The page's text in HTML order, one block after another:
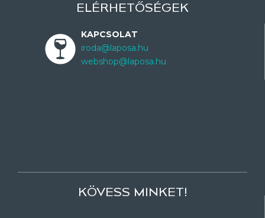
ELÉRHETŐSÉGEK
KAPCSOLAT
iroda@laposa.hu
webshop@laposa.hu
KÖVESS MINKET!